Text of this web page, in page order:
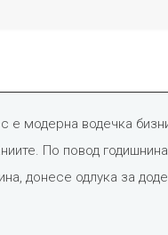
модерна водечка
По повод
донесе одлука за